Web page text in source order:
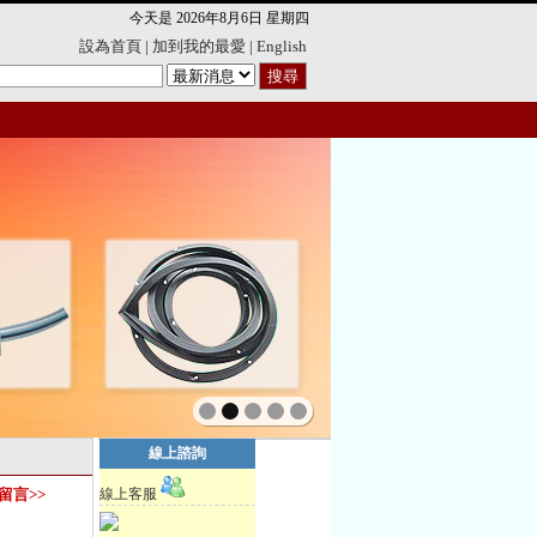
今天是 2026年8月6日 星期四
設為首頁 | 加到我的最愛 | English
言>>
線上諮詢
線上客服